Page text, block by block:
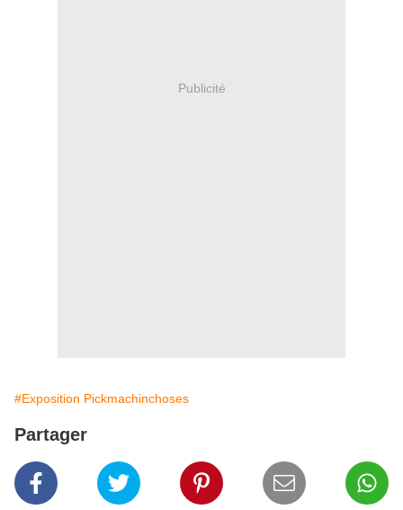
Publicité
#Exposition Pickmachinchoses
Partager